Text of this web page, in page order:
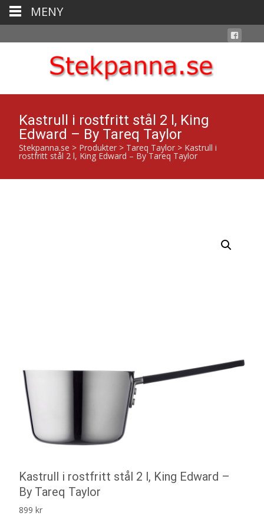
Kastrull i rostfritt stål 2 l, King
Edward – By Tareq Taylor
Stekpanna.se > Produkter > Tareq Taylor > Kastrull i
rostfritt stål 2 l, King Edward – By Tareq Taylor
Kastrull i rostfritt stål 2 l, King Edward –
By Tareq Taylor
899 kr
MENY